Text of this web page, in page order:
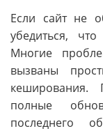
Если сайт не
убедиться,
Многие
вызваны
полные
последнего